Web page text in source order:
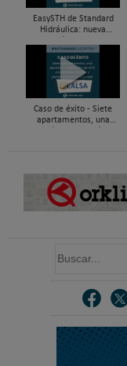
EasySTH de Standard
Hidráulica: nueva
de expansión para
tuberías PEX
Caso de éxito - Siete
apartamentos, una
u
r
.